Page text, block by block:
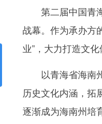
第二届中国青海
战幕。作为承办方
业”，大力打造文化
以青海省海南州
历史文化内涵，拓
逐渐成为海南州培